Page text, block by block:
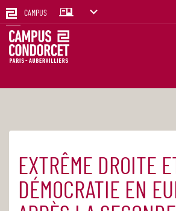
CAMPUS
Accueil Agenda
EXTRÊME DROITE ET
DÉMOCRATIE EN